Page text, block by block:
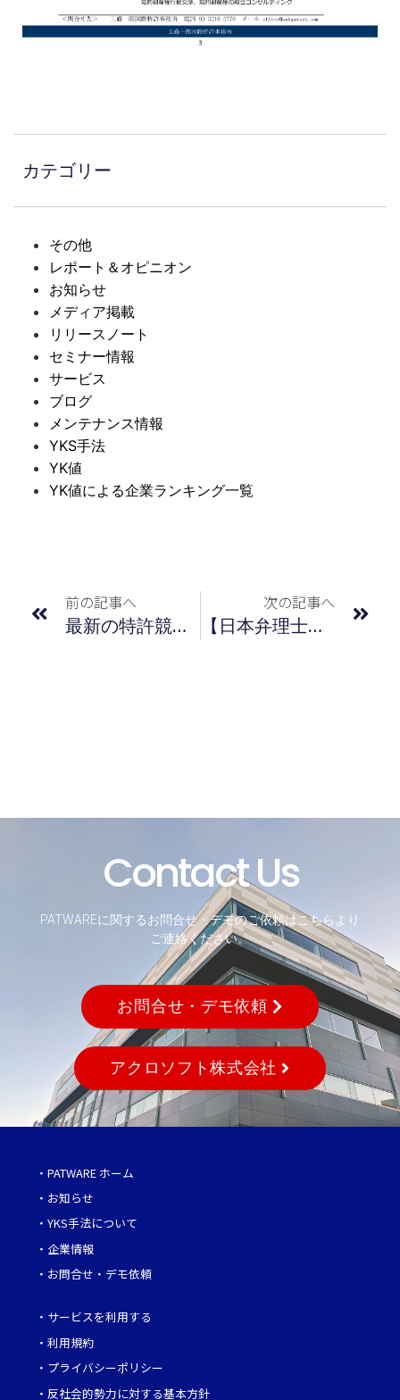
カテゴリー
その他
レポート＆オピニオン
お知らせ
メディア掲載
リリースノート
セミナー情報
サービス
ブログ
メンテナンス情報
YKS手法
YK値
YK値による企業ランキング一覧
前の記事へ
最新の特許競争力指標（ＹＫ値）による企業ランキング／2023年1月度
次の記事へ
【日本弁理士会様主催】研修会にて講演を行いました
Contact Us
PATWAREに関するお問合せ・デモのご依頼はこちらより
ご連絡ください。
お問合せ・デモ依頼
アクロソフト株式会社
・ PATWARE ホーム
・ お知らせ
・ YKS手法について
・ 企業情報
・ お問合せ・デモ依頼
・ サービスを利用する
・ 利用規約
・ プライバシーポリシー
・ 反社会的勢力に対する基本方針